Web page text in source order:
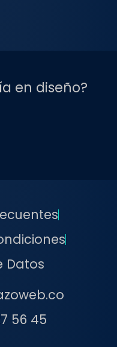
en diseño?
Datos
56 45